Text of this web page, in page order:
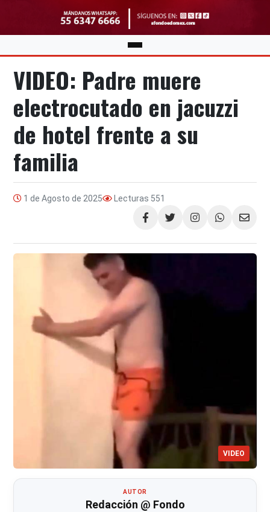
VIDEO: Padre muere
electrocutado en jacuzzi
de hotel frente a su
familia
1 de Agosto de 2025 Lecturas 551
Compartir
VIDEO
AUTOR
Redacción @ Fondo